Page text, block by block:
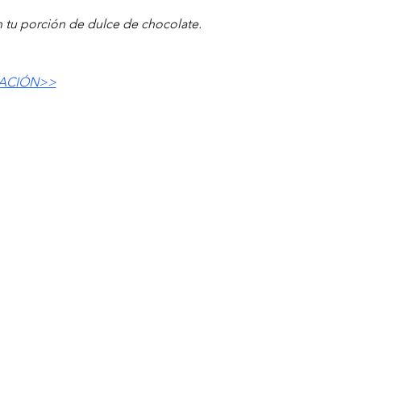
tu porción de dulce de chocolate.